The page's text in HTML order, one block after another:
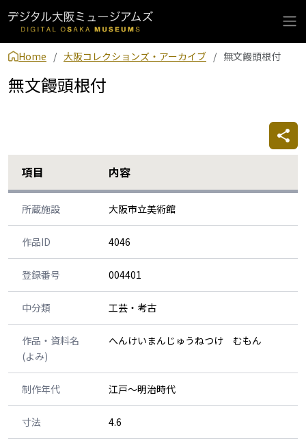
Home 大阪コレクションズ・アーカイブ 無文饅頭根付
無文饅頭根付
項目 内容
所蔵施設 大阪市立美術館
作品ID 4046
登録番号 004401
中分類 工芸・考古
作品・資料名
(よみ)
へんけいまんじゅうねつけ むもん
制作年代 江戸～明治時代
寸法 4.6